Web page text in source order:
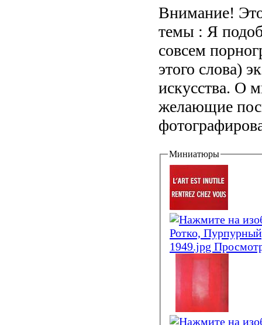
Внимание!
темы : Я
совсем
этого слова)
искусства. О
желающие
Миниатюры